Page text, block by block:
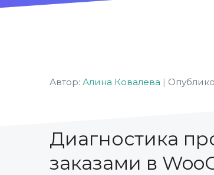
Автор: Алина Ковалева |
Диагностика
заказами в